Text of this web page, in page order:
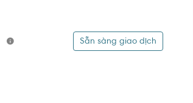
Sẵn sàng giao dịch